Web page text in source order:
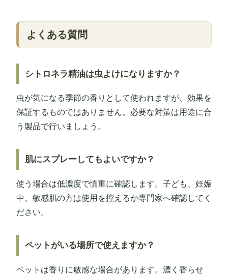
よくある質問
シトロネラ精油は虫よけになりますか？
虫が気になる季節の香りとして使われますが、効果を
保証するものではありません。必要な対策は用途に合
う製品で行いましょう。
肌にスプレーしてもよいですか？
使う場合は低濃度で慎重に確認します。子ども、妊娠
中、敏感肌の方は使用を控えるか専門家へ確認してく
ださい。
ペットがいる場所で使えますか？
ペットは香りに敏感な場合があります。濃く香らせ